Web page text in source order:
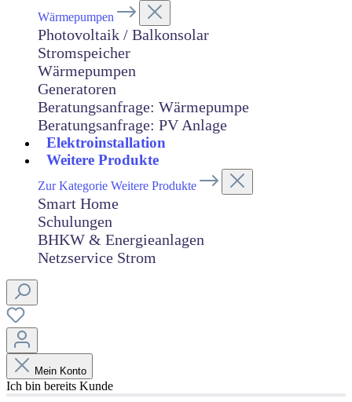
Wärmepumpen
Photovoltaik / Balkonsolar
Stromspeicher
Wärmepumpen
Generatoren
Beratungsanfrage: Wärmepumpe
Beratungsanfrage: PV Anlage
Elektroinstallation
Weitere Produkte
Zur Kategorie Weitere Produkte
Smart Home
Schulungen
BHKW & Energieanlagen
Netzservice Strom
Mein Konto
Ich bin bereits Kunde